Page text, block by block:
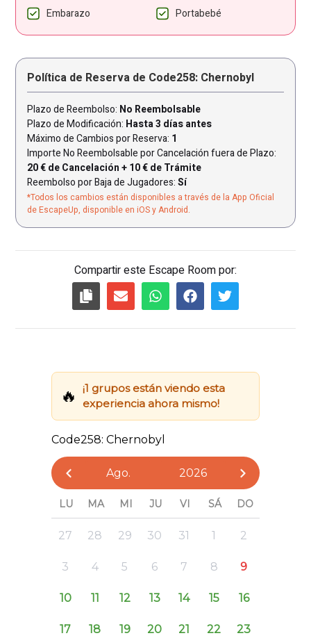
Embarazo
Portabebé
Política de Reserva de Code258: Chernobyl
Plazo de Reembolso: No Reembolsable
Plazo de Modificación: Hasta 3 días antes
Máximo de Cambios por Reserva: 1
Importe No Reembolsable por Cancelación fuera de Plazo:
20 € de Cancelación + 10 € de Trámite
Reembolso por Baja de Jugadores: Sí
*Todos los cambios están disponibles a través de la App Oficial
de EscapeUp, disponible en iOS y Android.
Compartir este Escape Room por: